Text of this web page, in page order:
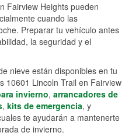
Fairview Heights pueden
cuando las
Preparar tu vehículo antes
la seguridad y el
nieve están disponibles en tu
10601 Lincoln Trail en Fairview
invierno, arrancadores de
, kits de emergencia, y
te ayudarán a mantenerte
de invierno.